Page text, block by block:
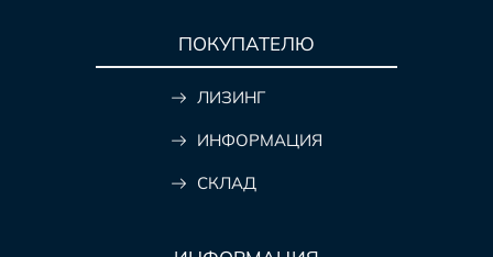
ПОКУПАТЕЛЮ
ЛИЗИНГ
ИНФОРМАЦИЯ
СКЛАД